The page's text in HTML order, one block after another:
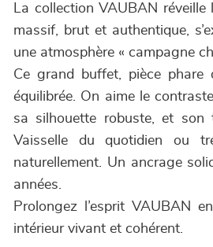
La collection VAUBAN
massif, brut et authentique,
une atmosphère « campagne
Ce grand buffet, pièce
équilibrée. On aime le
sa silhouette robuste, et son
Vaisselle du quotidien ou
naturellement. Un ancrage
années.
Prolongez l’esprit VAUBAN
intérieur vivant et cohérent.